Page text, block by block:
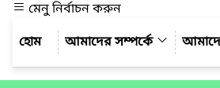
মেনু নির্বাচন করুন
আমাদের সম্পর্কে